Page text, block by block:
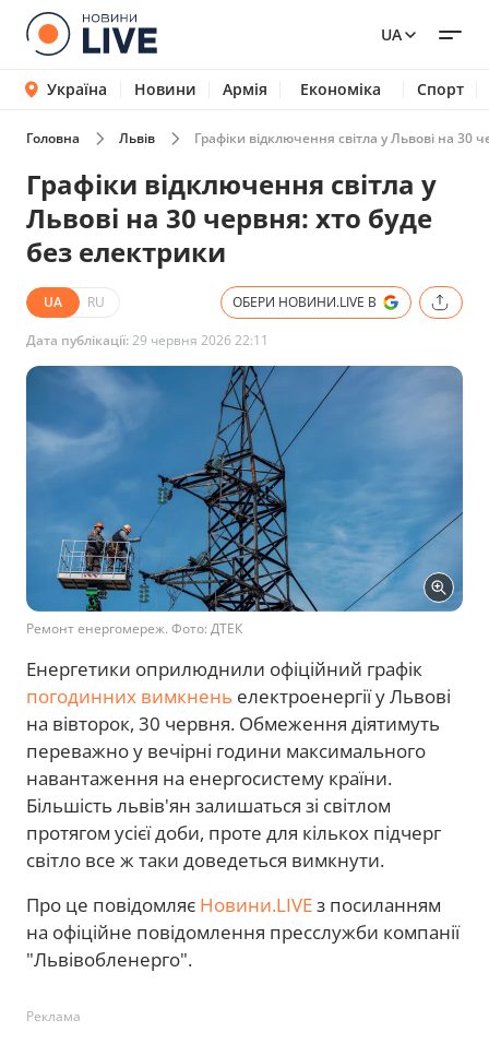
UA
Україна Новини Армія Економіка Спорт
Головна Львів Графіки відключення світла у Львові на 30
Графіки відключення світла у
Львові на 30 червня: хто буде
без електрики
UA RU ОБЕРИ НОВИНИ.LIVE В
Дата публікації:29 червня 2026 22:11
Ремонт енергомереж. Фото: ДТЕК
Енергетики оприлюднили офіційний графік
погодинних вимкнень електроенергії у Львові
на вівторок, 30 червня. Обмеження діятимуть
переважно у вечірні години максимального
навантаження на енергосистему країни.
Більшість львів'ян залишаться зі світлом
протягом усієї доби, проте для кількох підчерг
світло все ж таки доведеться вимкнути.
Про це повідомляє Новини.LIVEз посиланням
на офіційне повідомлення пресслужби компанії
"Львівобленерго".
Реклама